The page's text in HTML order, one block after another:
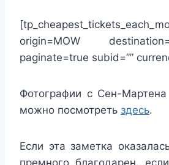
origin=MOW
paginate=true subid=””
Фотографии с Сен-
можно посмотреть здесь.
Если эта заметка